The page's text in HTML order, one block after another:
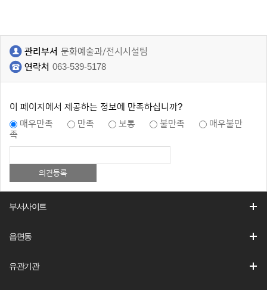
관리부서 문화예술과/전시시설팀
연락처 063-539-5178
이 페이지에서 제공하는 정보에 만족하십니까?
매우만족
만족 보통 불만족
매우불만
족
부서사이트
읍면동
유관기관